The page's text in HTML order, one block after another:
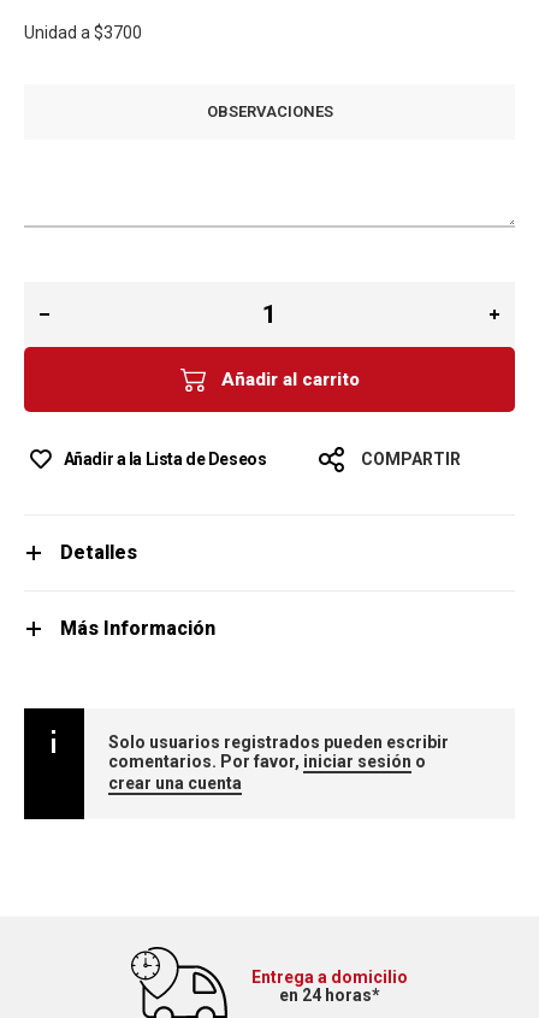
Unidad a $3700
OBSERVACIONES
Añadir al carrito
Añadir a la Lista de Deseos COMPARTIR
Detalles
Más Información
Solo usuarios registrados pueden escribir
comentarios. Por favor, iniciar sesión o
crear una cuenta
Entrega a domicilio
en 24 horas*